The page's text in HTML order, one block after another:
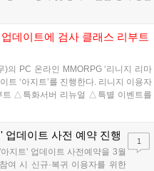
층 솔로 콘텐츠인 정복자의 첨탑과 4:4
세한 사항은 공식 홈페이지에서 확인
데이트에 검사 클래스 리부트
의 PC 온라인 MMORPG ‘리니지 리마
트 ‘아지트’를 진행한다. 리니지 이용자
△특화서버 리뉴얼 △특별 이벤트를
특별 이벤트인 '수렵 사냥터'가 열리며,
업데이트 사전 예약 진행
지트' 업데이트 사전예약을 3월
여 시 신규·복귀 이용자를 위한
1